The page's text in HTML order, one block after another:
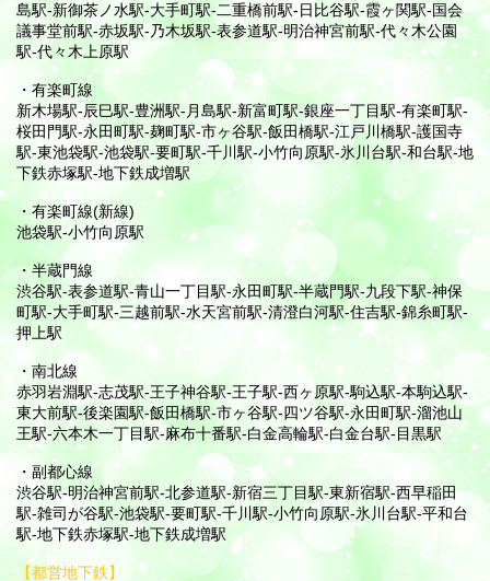
島駅-新御茶ノ水駅-大手町駅-二重橋前駅-日比谷駅-霞ヶ関駅-国会
議事堂前駅-赤坂駅-乃木坂駅-表参道駅-明治神宮前駅-代々木公園
駅-代々木上原駅
・有楽町線
新木場駅-辰巳駅-豊洲駅-月島駅-新富町駅-銀座一丁目駅-有楽町駅-
桜田門駅-永田町駅-麹町駅-市ヶ谷駅-飯田橋駅-江戸川橋駅-護国寺
駅-東池袋駅-池袋駅-要町駅-千川駅-小竹向原駅-氷川台駅-和台駅-地
下鉄赤塚駅-地下鉄成増駅
・有楽町線(新線)
池袋駅-小竹向原駅
・半蔵門線
渋谷駅-表参道駅-青山一丁目駅-永田町駅-半蔵門駅-九段下駅-神保
町駅-大手町駅-三越前駅-水天宮前駅-清澄白河駅-住吉駅-錦糸町駅-
押上駅
・南北線
赤羽岩淵駅-志茂駅-王子神谷駅-王子駅-西ヶ原駅-駒込駅-本駒込駅-
東大前駅-後楽園駅-飯田橋駅-市ヶ谷駅-四ツ谷駅-永田町駅-溜池山
王駅-六本木一丁目駅-麻布十番駅-白金高輪駅-白金台駅-目黒駅
・副都心線
渋谷駅-明治神宮前駅-北参道駅-新宿三丁目駅-東新宿駅-西早稲田
駅-雑司が谷駅-池袋駅-要町駅-千川駅-小竹向原駅-氷川台駅-平和台
駅-地下鉄赤塚駅-地下鉄成増駅
【都営地下鉄】